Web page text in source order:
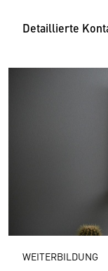
Detaillierte
WEITERBILDUNG